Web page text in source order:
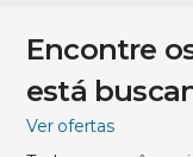
Encontre
está
Ver ofertas